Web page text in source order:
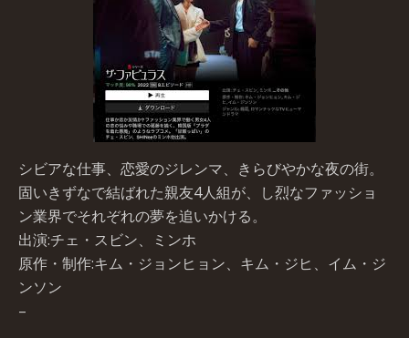
シビアな仕事、恋愛のジレンマ、きらびやかな夜の街。
固いきずなで結ばれた親友4人組が、し烈なファッショ
ン業界でそれぞれの夢を追いかける。
出演:チェ・スビン、ミンホ
原作・制作:キム・ジョンヒョン、キム・ジヒ、イム・ジ
ンソン
–